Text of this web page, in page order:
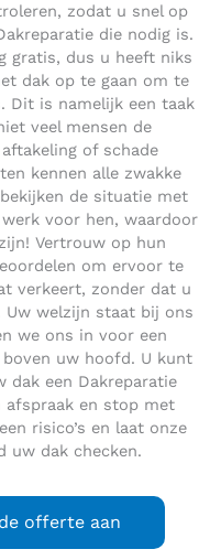
zodat u snel op
die nodig is.
gratis, dus u heeft niks
dak op te gaan om te
Dit is namelijk een taak
veel mensen de
of schade
kennen alle zwakke
de situatie met
voor hen, waardoor
Vertrouw op hun
om ervoor te
verkeert, zonder dat u
Uw welzijn staat bij ons
we ons in voor een
uw hoofd. U kunt
dak een Dakreparatie
afspraak en stop met
risico’s en laat onze
uw dak checken.
offerte aan